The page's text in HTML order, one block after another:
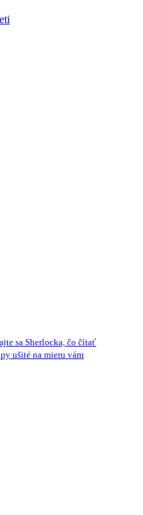
sa Sherlocka, čo čítať
ušité na mieru vám